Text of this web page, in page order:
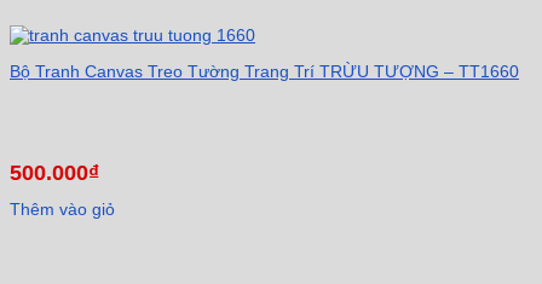
Bộ Tranh Canvas Treo Tường Trang Trí TRỪU TƯỢNG – TT1660
500.000₫
Thêm vào giỏ